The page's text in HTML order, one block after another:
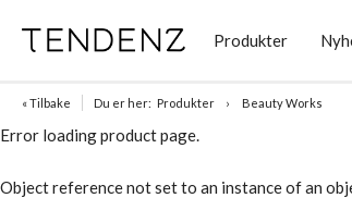
Produkter
« Tilbake Du er her: Produkter Beauty Works
Error loading product page.
Object reference not set to an instance of an